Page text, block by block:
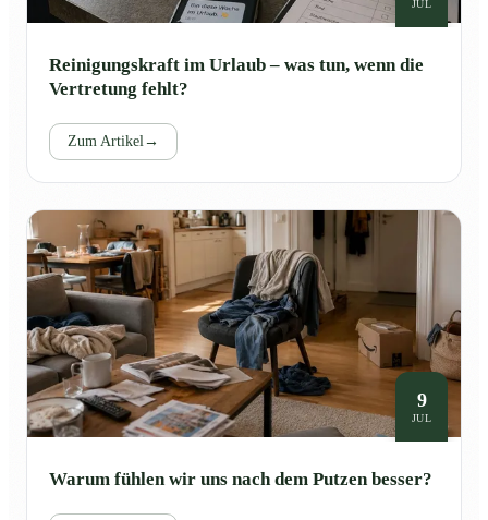
JUL
Reinigungskraft im Urlaub – was tun, wenn die
Vertretung fehlt?
Zum Artikel→
9
JUL
Warum fühlen wir uns nach dem Putzen besser?